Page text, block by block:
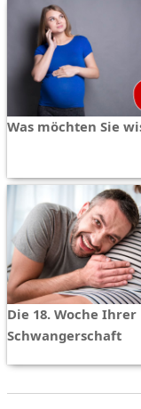
Was möchten Sie
Die 18. Woche Ihrer
Schwangerschaft